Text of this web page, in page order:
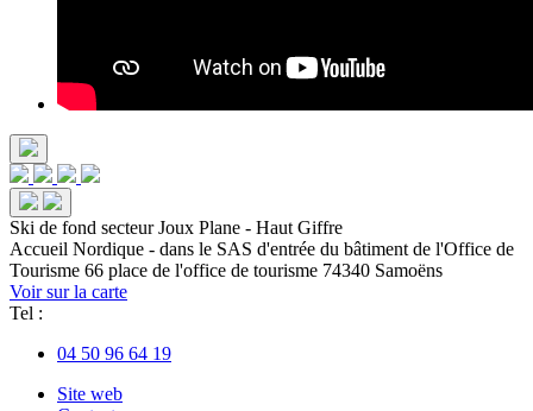
Ski de fond secteur Joux Plane - Haut Giffre
Accueil Nordique - dans le SAS d'entrée du bâtiment de l'Office de
Tourisme 66 place de l'office de tourisme 74340 Samoëns
Voir sur la carte
Tel :
04 50 96 64 19
Site web